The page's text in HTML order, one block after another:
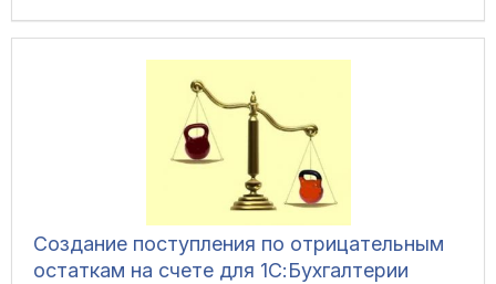
Создание поступления по отрицательным
остаткам на счете для 1С:Бухгалтерии